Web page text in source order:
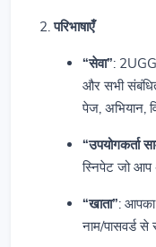
परिभाषाएँ
“सेवा”:
और सभी
पेज, अभियान,
“उपयोगकर्ता
स्निपेट जो आप
“खाता”: आपका
नाम/पासवर्ड से